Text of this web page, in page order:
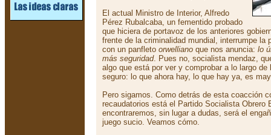
El actual Ministro de Interior, Alfredo
Pérez Rubalcaba, un fementido probado
que hiciera de portavoz de los anteriores
frente de la criminalidad mundial, interrumpe la
con un panfleto orwelliano que nos anuncia: lo
más seguridad. Pues no, socialista mendaz,
algo que está por ver y comprobar a lo largo
seguro: lo que ahora hay, lo que hay ya, es
Pero sigamos. Como detrás de esta coacción
recaudatorios está el Partido Socialista Obrero
encontraremos, sin lugar a dudas, será el
juego sucio. Veamos cómo.